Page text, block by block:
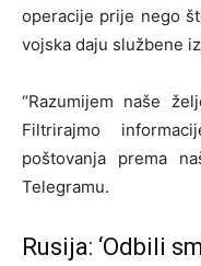
operacije prije nego
vojska daju službene
“Razumijem naše
Filtrirajmo
poštovanja prema
Telegramu.
Rusija: ‘Odbili